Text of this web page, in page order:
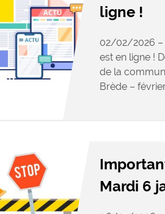
ligne !
02/02/2026 –
est en ligne !
de la
Brède –
Mardi 6